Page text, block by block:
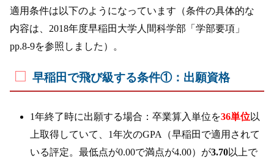
適用条件は以下のようになっています（条件の具体的な
内容は、2018年度早稲田大学人間科学部「学部要項」
pp.8-9を参照しました）。
早稲田で飛び級する条件①：出願資格
1年終了時に出願する場合：卒業算入単位を36単位以
上取得していて、1年次のGPA（早稲田で適用されて
いる評定。最低点が0.00で満点が4.00）が3.70以上で